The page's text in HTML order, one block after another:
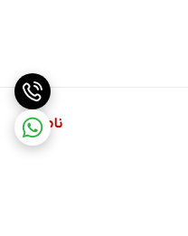
ناموجود